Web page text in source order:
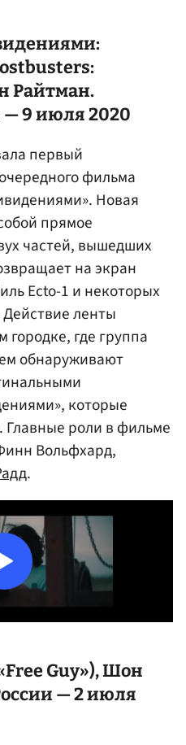
Райтман.
— 9 июля 2020
первый
фильма
Новая
прямое
частей, вышедших
на экран
Ecto-1 и некоторых
ленты
городке, где группа
обнаруживают
которые
Главные роли в фильме
Вольфхард,
.
Guy»),Шон
— 2 июля